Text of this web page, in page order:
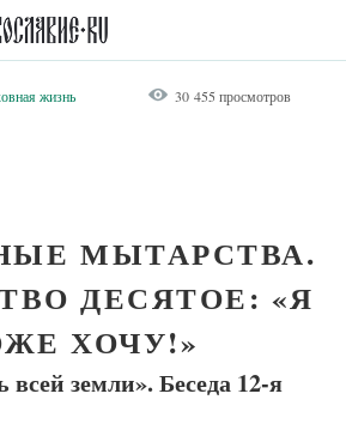
жизнь 30 455 просмотров
МЫТАРСТВА.
ДЕСЯТОЕ: «Я
ХОЧУ!»
земли». Беседа 12-я